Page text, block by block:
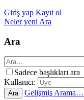
Giriş yap Kayıt ol
Neler yeni Ara
Ara
Sadece başlıkları ara
Kullanıcı:
Ara Gelişmiş Arama…